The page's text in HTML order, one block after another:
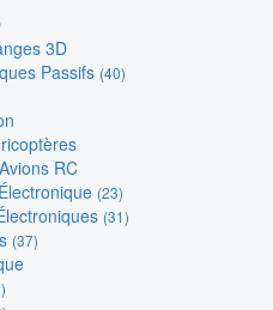
3D
Passifs (40)
RC
(23)
(31)
(37)